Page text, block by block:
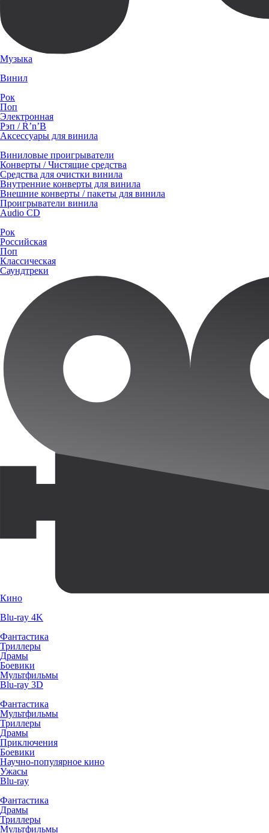
Музыка
Винил
Рок
Поп
Электронная
Рэп / R’n’B
Аксессуары для винила
Виниловые проигрыватели
Конверты / Чистящие средства
Средства для очистки винила
Внутренние конверты для винила
Внешние конверты / пакеты для винила
Проигрыватели винила
Audio CD
Рок
Российская
Поп
Классическая
Саундтреки
Кино
Blu-ray 4K
Фантастика
Триллеры
Драмы
Боевики
Мультфильмы
Blu-ray 3D
Фантастика
Мультфильмы
Триллеры
Драмы
Приключения
Боевики
Научно-популярное кино
Ужасы
Blu-ray
Фантастика
Драмы
Триллеры
Мультфильмы